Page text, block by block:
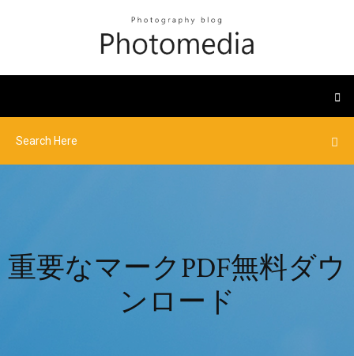
重要なマークPDF無料ダウ
ンロード